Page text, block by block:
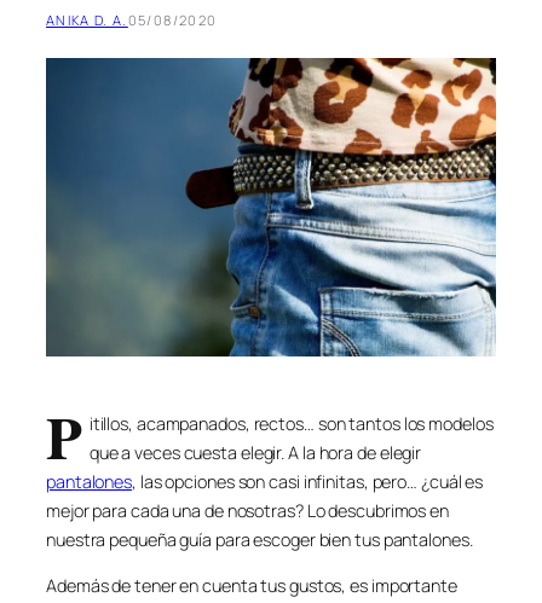
ANIKA D. A. 05/08/2020
P itillos, acampanados, rectos… son tantos los modelos
que a veces cuesta elegir. A la hora de elegir
pantalones, las opciones son casi infinitas, pero… ¿cuál es
mejor para cada una de nosotras? Lo descubrimos en
nuestra pequeña guía para escoger bien tus pantalones.
Además de tener en cuenta tus gustos, es importante